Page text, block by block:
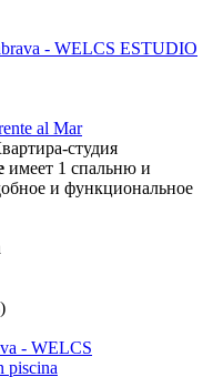
al Mar
студия
имеет 1 спальню и
и функциональное